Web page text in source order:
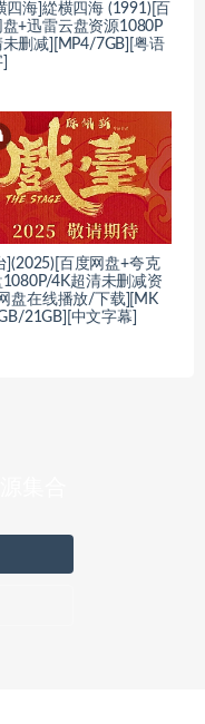
四海]緃横四海 (1991)[百
盘+迅雷云盘资源1080P
未删减][MP4/7GB][粤语
](2025)[百度网盘+夸克
1080P/4K超清未删减资
盘在线播放/下载][MK
21GB][中文字幕]